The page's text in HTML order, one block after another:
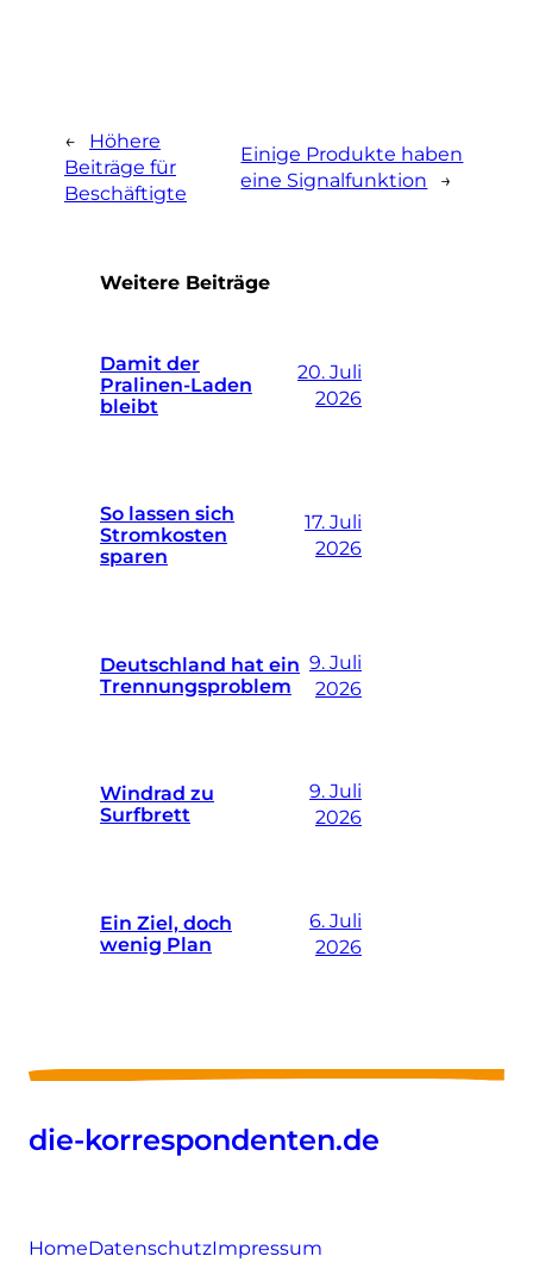
←
Höhere
Beiträge für
Beschäftigte
Einige Produkte haben
eine Signalfunktion
→
Weitere Beiträge
Damit der
Pralinen-Laden
bleibt
20. Juli
2026
So lassen sich
Stromkosten
sparen
17. Juli
2026
Deutschland hat ein
Trennungsproblem
9. Juli
2026
Windrad zu
Surfbrett
9. Juli
2026
Ein Ziel, doch
wenig Plan
6. Juli
2026
die-korrespondenten.de
HomeDatenschutzImpressum